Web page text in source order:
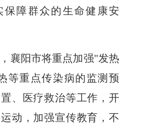
保障群众的生命健康安
襄阳市将重点加强"发热
等重点传染病的监测预
、医疗救治等工作，开
动，加强宣传教育，不